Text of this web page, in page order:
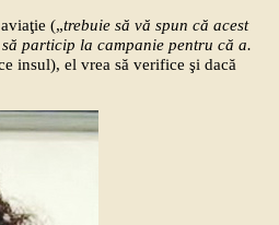
(„trebuie să vă spun că acest
particip la campanie pentru că a.
insul), el vrea să verifice şi dacă